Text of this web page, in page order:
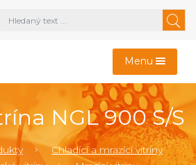
Menu
NGL 900 S/S
Chladící a mrazící vitríny